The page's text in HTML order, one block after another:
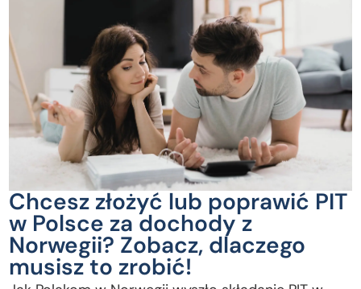
Chcesz złożyć lub poprawić PIT
w Polsce za dochody z
Norwegii? Zobacz, dlaczego
musisz to zrobić!